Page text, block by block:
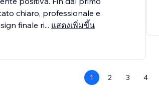
chiaro, professionale e
finale ri... แสดงเพิ่มขึ้น
1 2 3 4